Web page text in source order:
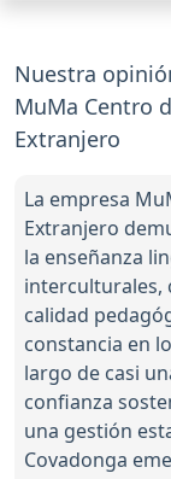
Nuestra
MuMa Centro
Extranjero
La empresa
Extranjero
la enseñanza
interculturales,
calidad
constancia en
largo de casi
confianza
una gestión
Covadonga